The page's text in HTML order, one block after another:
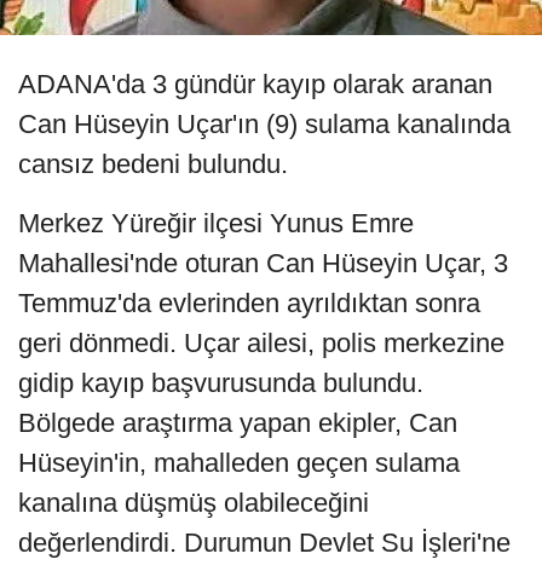
ADANA'da 3 gündür kayıp olarak aranan
Can Hüseyin Uçar'ın (9) sulama kanalında
cansız bedeni bulundu.
Merkez Yüreğir ilçesi Yunus Emre
Mahallesi'nde oturan Can Hüseyin Uçar, 3
Temmuz'da evlerinden ayrıldıktan sonra
geri dönmedi. Uçar ailesi, polis merkezine
gidip kayıp başvurusunda bulundu.
Bölgede araştırma yapan ekipler, Can
Hüseyin'in, mahalleden geçen sulama
kanalına düşmüş olabileceğini
değerlendirdi. Durumun Devlet Su İşleri'ne